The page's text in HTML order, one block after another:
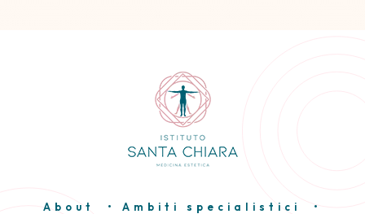
About • Ambiti specialistici
•